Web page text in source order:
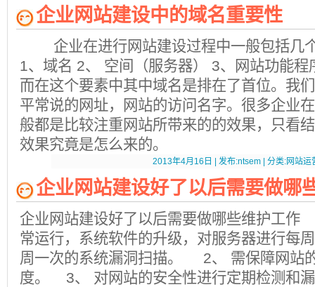
企业网站建设中的域名重要性
企业在进行网站建设过程中一般包括几
1、域名 2、 空间（服务器） 3、网站功能程
而在这个要素中其中域名是排在了首位。我
平常说的网址，网站的访问名字。很多企业
般都是比较注重网站所带来的的效果，只看
效果究竟是怎么来的。
2013年4月16日 | 发布:ntsem | 分类:网站运
企业网站建设好了以后需要做哪
企业网站建设好了以后需要做哪些维护工
常运行，系统软件的升级，对服务器进行每
周一次的系统漏洞扫描。 2、 需保障网站
度。 3、 对网站的安全性进行定期检测和